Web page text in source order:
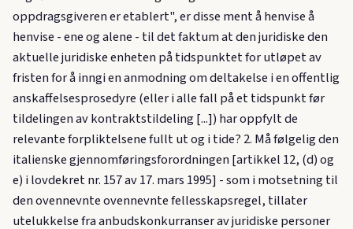
oppdragsgiveren er etablert", er disse ment å henvise å
henvise - ene og alene - til det faktum at den juridiske den
aktuelle juridiske enheten på tidspunktet for utløpet av
fristen for å inngi en anmodning om deltakelse i en offentlig
anskaffelsesprosedyre (eller i alle fall på et tidspunkt før
tildelingen av kontraktstildeling [...]) har oppfylt de
relevante forpliktelsene fullt ut og i tide? 2. Må følgelig den
italienske gjennomføringsforordningen [artikkel 12, (d) og
e) i lovdekret nr. 157 av 17. mars 1995] - som i motsetning til
den ovennevnte ovennevnte fellesskapsregel, tillater
utelukkelse fra anbudskonkurranser av juridiske personer